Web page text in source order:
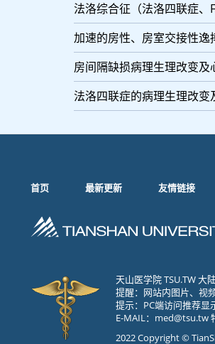
法洛综合征（法洛四联症、
加速的房性、房室交接性
房间隔缺损病理生理改变及
法洛四联症的病理生理改变
首页 最新更新 友情链接
天山医学院 TSU.TW 大
提醒：网站内图片、视
提示：PC端访问推荐
E-MAIL： med@tsu.tw
2022 Copyright ©